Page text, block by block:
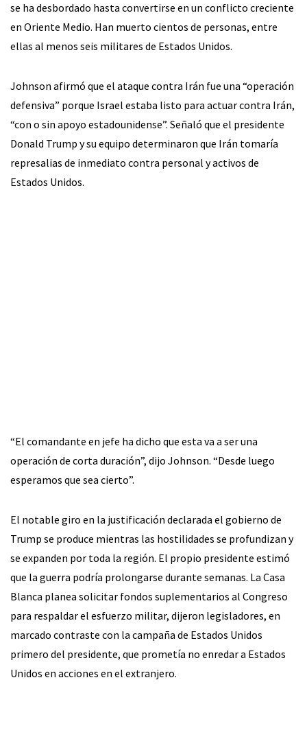
se ha desbordado hasta convertirse en un conflicto creciente
en Oriente Medio. Han muerto cientos de personas, entre
ellas al menos seis militares de Estados Unidos.
Johnson afirmó que el ataque contra Irán fue una “operación
defensiva” porque Israel estaba listo para actuar contra Irán,
“con o sin apoyo estadounidense”. Señaló que el presidente
Donald Trump y su equipo determinaron que Irán tomaría
represalias de inmediato contra personal y activos de
Estados Unidos.
“El comandante en jefe ha dicho que esta va a ser una
operación de corta duración”, dijo Johnson. “Desde luego
esperamos que sea cierto”.
El notable giro en la justificación declarada el gobierno de
Trump se produce mientras las hostilidades se profundizan y
se expanden por toda la región. El propio presidente estimó
que la guerra podría prolongarse durante semanas. La Casa
Blanca planea solicitar fondos suplementarios al Congreso
para respaldar el esfuerzo militar, dijeron legisladores, en
marcado contraste con la campaña de Estados Unidos
primero del presidente, que prometía no enredar a Estados
Unidos en acciones en el extranjero.